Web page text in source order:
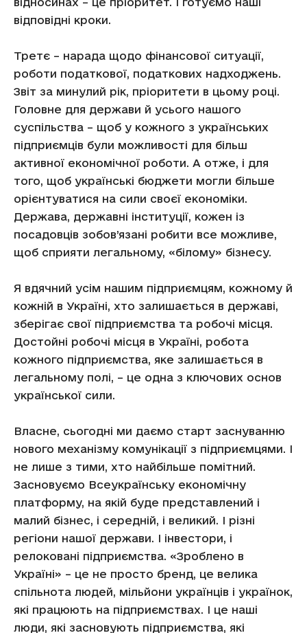
відповідні кроки.
Третє – нарада щодо фінансової ситуації,
роботи податкової, податкових надходжень.
Звіт за минулий рік, пріоритети в цьому році.
Головне для держави й усього нашого
суспільства – щоб у кожного з українських
підприємців були можливості для більш
активної економічної роботи. А отже, і для
того, щоб українські бюджети могли більше
орієнтуватися на сили своєї економіки.
Держава, державні інституції, кожен із
посадовців зобов’язані робити все можливе,
щоб сприяти легальному, «білому» бізнесу.
Я вдячний усім нашим підприємцям, кожному й
кожній в Україні, хто залишається в державі,
зберігає свої підприємства та робочі місця.
Достойні робочі місця в Україні, робота
кожного підприємства, яке залишається в
легальному полі, – це одна з ключових основ
української сили.
Власне, сьогодні ми даємо старт заснуванню
нового механізму комунікації з підприємцями. І
не лише з тими, хто найбільше помітний.
Засновуємо Всеукраїнську економічну
платформу, на якій буде представлений і
малий бізнес, і середній, і великий. І різні
регіони нашої держави. І інвестори, і
релоковані підприємства. «Зроблено в
Україні» – це не просто бренд, це велика
спільнота людей, мільйони українців і українок,
які працюють на підприємствах. І це наші
люди, які засновують підприємства, які